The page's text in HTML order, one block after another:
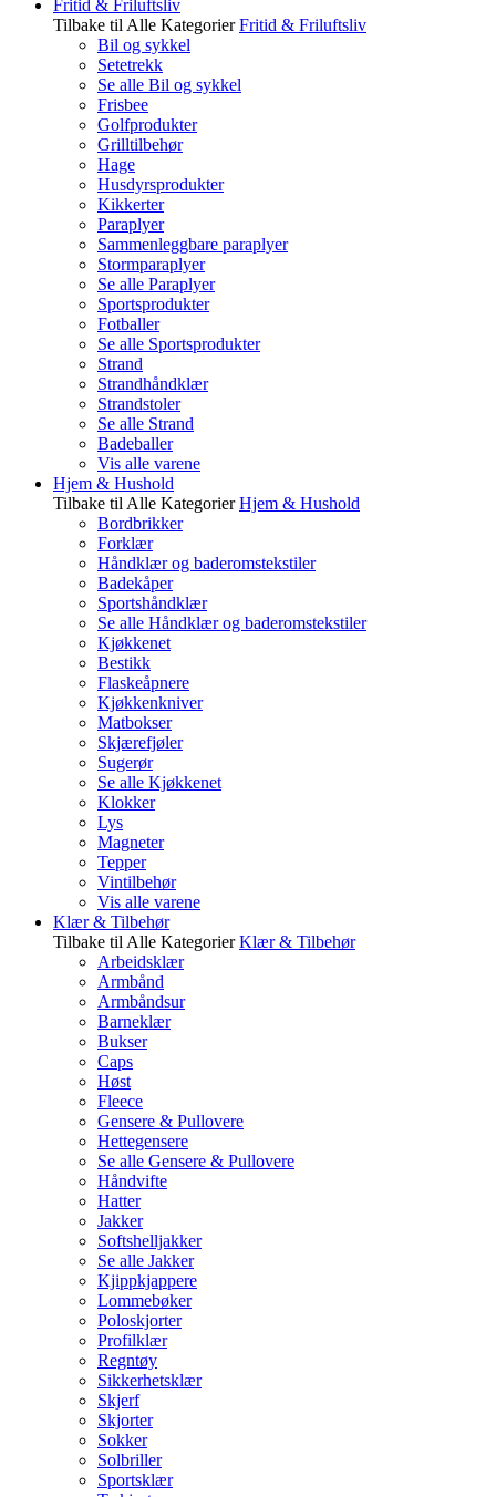
Fritid & Friluftsliv
Tilbake til Alle Kategorier Fritid & Friluftsliv
Bil og sykkel
Setetrekk
Se alle Bil og sykkel
Frisbee
Golfprodukter
Grilltilbehør
Hage
Husdyrsprodukter
Kikkerter
Paraplyer
Sammenleggbare paraplyer
Stormparaplyer
Se alle Paraplyer
Sportsprodukter
Fotballer
Se alle Sportsprodukter
Strand
Strandhåndklær
Strandstoler
Se alle Strand
Badeballer
Vis alle varene
Hjem & Hushold
Tilbake til Alle Kategorier Hjem & Hushold
Bordbrikker
Forklær
Håndklær og baderomstekstiler
Badekåper
Sportshåndklær
Se alle Håndklær og baderomstekstiler
Kjøkkenet
Bestikk
Flaskeåpnere
Kjøkkenkniver
Matbokser
Skjærefjøler
Sugerør
Se alle Kjøkkenet
Klokker
Lys
Magneter
Tepper
Vintilbehør
Vis alle varene
Klær & Tilbehør
Tilbake til Alle Kategorier Klær & Tilbehør
Arbeidsklær
Armbånd
Armbåndsur
Barneklær
Bukser
Caps
Høst
Fleece
Gensere & Pullovere
Hettegensere
Se alle Gensere & Pullovere
Håndvifte
Hatter
Jakker
Softshelljakker
Se alle Jakker
Kjippkjappere
Lommebøker
Poloskjorter
Profilklær
Regntøy
Sikkerhetsklær
Skjerf
Skjorter
Sokker
Solbriller
Sportsklær